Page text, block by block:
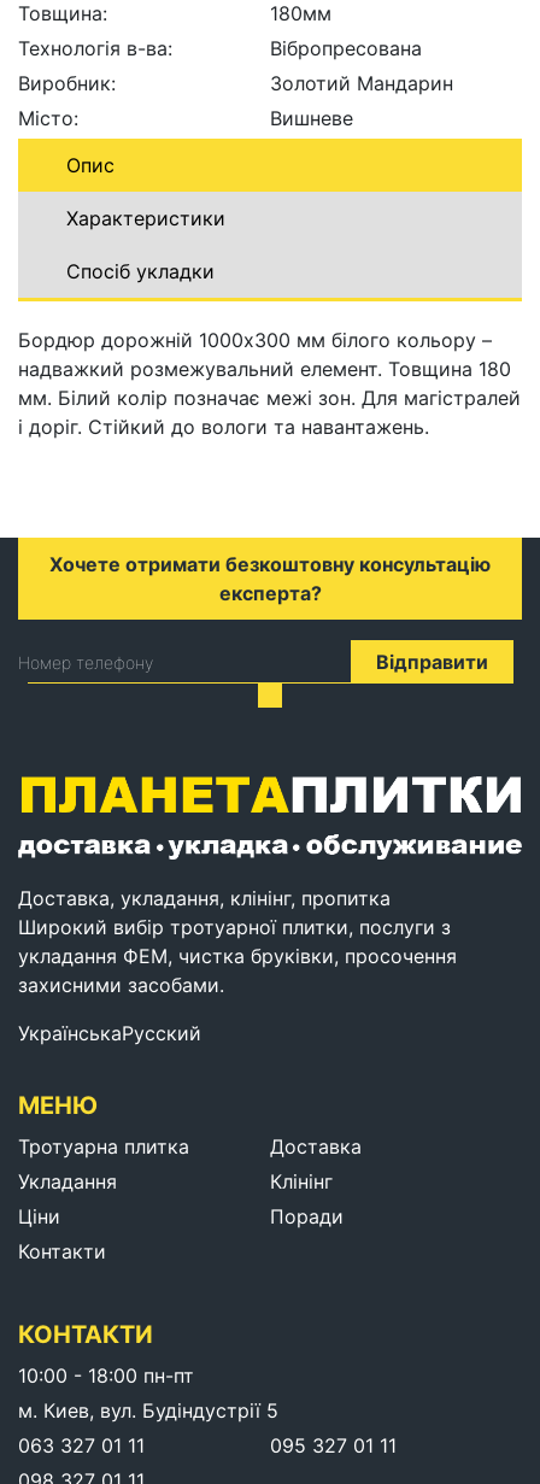
Товщина:
180мм
Технологія в-ва:
Вібропресована
Виробник:
Золотий Мандарин
Місто:
Вишневе
Опис
Характеристики
Спосіб укладки
Бордюр дорожній 1000x300 мм білого кольору –
надважкий розмежувальний елемент. Товщина 180
мм. Білий колір позначає межі зон. Для магістралей
і доріг. Стійкий до вологи та навантажень.
Хочете отримати безкоштовну консультацію
експерта?
Номер телефону Відправити
Доставка, укладання, клінінг, пропитка
Широкий вибір тротуарної плитки, послуги з
укладання ФЕМ, чистка бруківки, просочення
захисними засобами.
УкраїнськаРусский
МЕНЮ
Тротуарна плитка
Доставка
Укладання
Клінінг
Ціни
Поради
Контакти
КОНТАКТИ
10:00 - 18:00 пн-пт
м. Киев, вул. Будіндустрії 5
063 327 01 11
095 327 01 11